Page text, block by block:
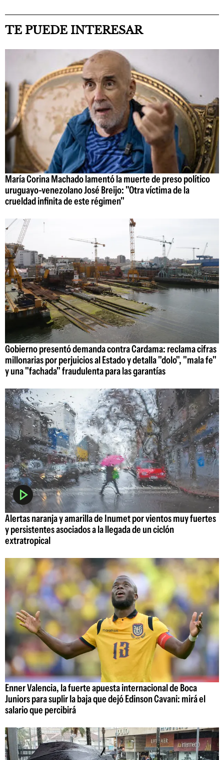
TE PUEDE INTERESAR
María Corina Machado lamentó la muerte de preso político
uruguayo-venezolano José Breijo: "Otra víctima de la
crueldad infinita de este régimen"
Gobierno presentó demanda contra Cardama: reclama cifras
millonarias por perjuicios al Estado y detalla "dolo", "mala fe"
y una "fachada" fraudulenta para las garantías
Alertas naranja y amarilla de Inumet por vientos muy fuertes
y persistentes asociados a la llegada de un ciclón
extratropical
Enner Valencia, la fuerte apuesta internacional de Boca
Juniors para suplir la baja que dejó Edinson Cavani: mirá el
salario que percibirá